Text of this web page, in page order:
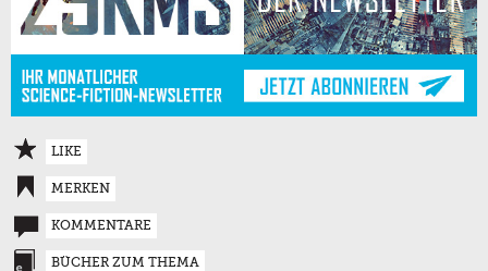
LIKE
MERKEN
KOMMENTARE
BÜCHER ZUM THEMA